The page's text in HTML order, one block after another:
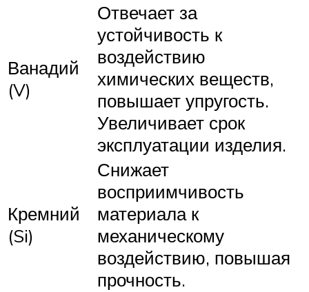
Ванадий
(V)
Отвечает за
устойчивость к
воздействию
химических веществ,
повышает упругость.
Увеличивает срок
эксплуатации изделия.
Кремний
(Si)
Снижает
восприимчивость
материала к
механическому
воздействию, повышая
прочность.